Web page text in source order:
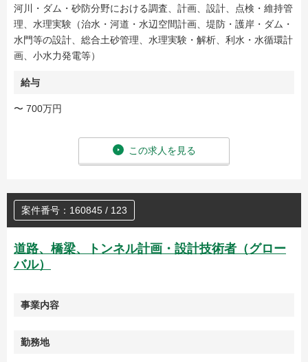
河川・ダム・砂防分野における調査、計画、設計、点検・維持管
理、水理実験（治水・河道・水辺空間計画、堤防・護岸・ダム・
水門等の設計、総合土砂管理、水理実験・解析、利水・水循環計
画、小水力発電等）
給与
〜 700万円
この求人を見る
案件番号：160845 / 123
道路、橋梁、トンネル計画・設計技術者（グロー
バル）
事業内容
勤務地